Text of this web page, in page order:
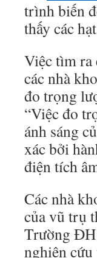
trình biến
thấy các
Việc tìm ra
các nhà
đo trọng
“Việc đo
ánh sáng
xác bởi
điện tích
Các nhà
của vũ trụ
Trường
nghiên